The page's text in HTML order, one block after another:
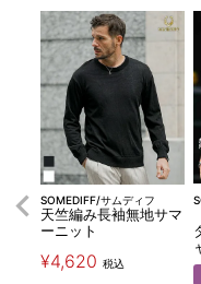
SOMEDIFF/サムディフ
天竺編み長袖無地サマ
ーニット
¥4,620 税込